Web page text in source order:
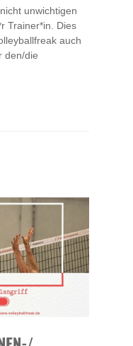
unwichtigen
Trainer*in. Dies
auch
den/die